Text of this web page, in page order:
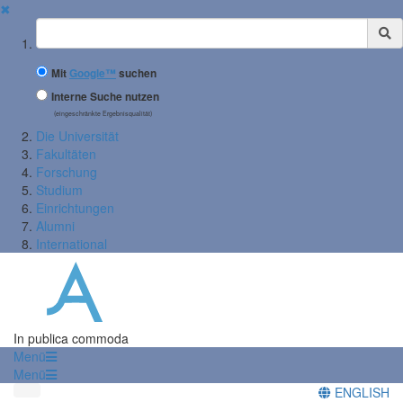
✖
Suchbegriff
MitGoogle™ suchen
Interne Suche nutzen
(eingeschränkte Ergebnisqualität)
Die Universität
Fakultäten
Forschung
Studium
Einrichtungen
Alumni
International
In publica commoda
Menü
Menü
ENGLISH